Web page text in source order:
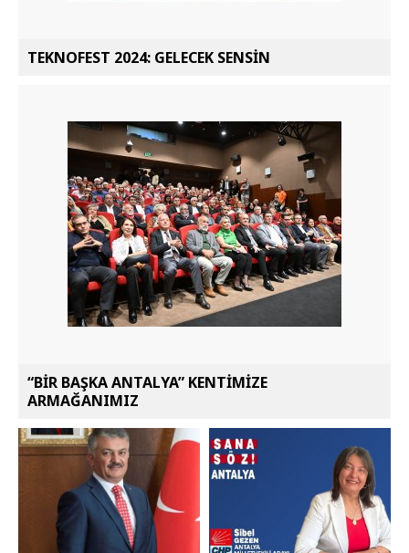
TEKNOFEST 2024: GELECEK SENSİN
“BİR BAŞKA ANTALYA” KENTİMİZE
ARMAĞANIMIZ